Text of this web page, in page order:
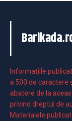
Informaţiile
a 500 de caractere
abatere de la
privind dreptul de
Materialele